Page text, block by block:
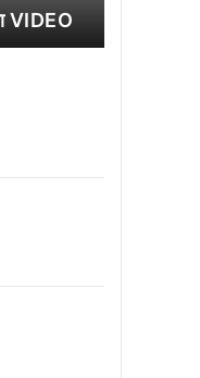
VIDEO